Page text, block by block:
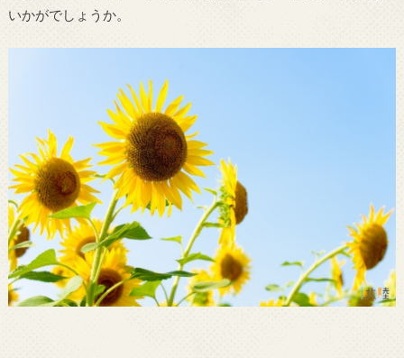
いかがでしょうか。